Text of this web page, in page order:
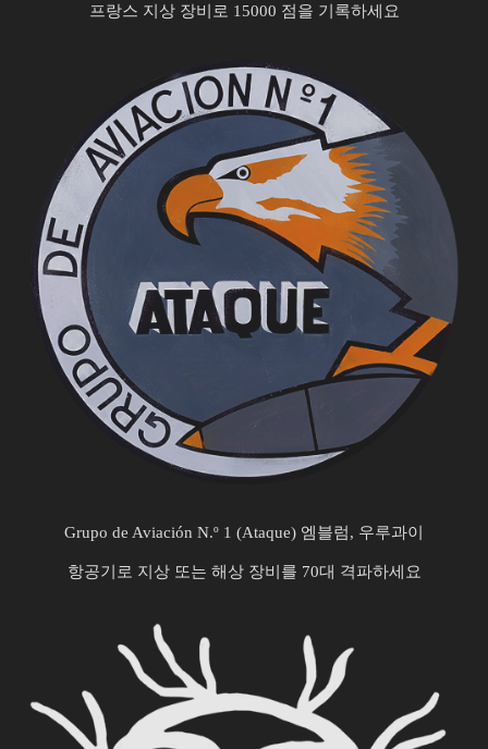
프랑스 지상 장비로 15000 점을 기록하세요
Grupo de Aviación N.º 1 (Ataque) 엠블럼, 우루과이
항공기로 지상 또는 해상 장비를 70대 격파하세요